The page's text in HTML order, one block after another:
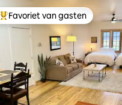
Topfavoriet van gasten
Favoriet van gasten